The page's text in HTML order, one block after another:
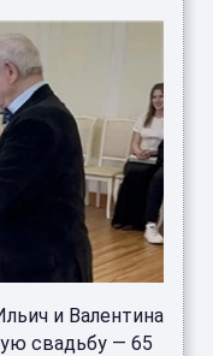
и Валентина
свадьбу — 65